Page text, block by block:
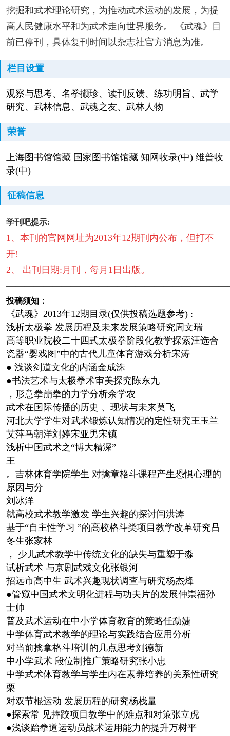
挖掘和武术理论研究，为推动武术运动的发展，为提
高人民健康水平和为武术走向世界服务。 《武魂》目
前已停刊，具体复刊时间以杂志社官方消息为准。
栏目设置
观察与思考、名拳撷珍、读刊反馈、练功明旨、武学
研究、武林信息、武魂之友、武林人物
荣誉
上海图书馆馆藏 国家图书馆馆藏 知网收录(中) 维普收
录(中)
征稿信息
学刊吧提示:
1、本刊的官网网址为2013年12期刊内公布，但打不
开!
2、 出刊日期:月刊，每月1日出版。
投稿须知：
《武魂》2013年12期目录(仅供投稿选题参考) :
浅析太极拳 发展历程及未来发展策略研究周文瑞
高等职业院校二十四式太极拳阶段化教学探索汪选合
瓷器“婴戏图”中的古代儿童体育游戏分析宋涛
● 浅谈剑道文化的内涵金成洙
●书法艺术与太极拳术审美探究陈东九
，形意拳崩拳的力学分析余学农
武术在国际传播的历史 、现状与未来莫飞
河北大学学生对武术锻炼认知情况的定性研究王玉兰
艾萍马朝洋刘婷宋亚男宋镇
浅析中国武术之“博大精深”
王
。吉林体育学院学生 对擒章格斗课程产生恐惧心理的
原因与分
刘冰洋
就高校武术教学激发 学生兴趣的探讨闫洪涛
基于“自主性学习 ”的高校格斗类项目教学改革研究吕
冬生张家林
， 少儿武术教学中传统文化的缺失与重塑于淼
试析武术 与京剧武戏文化张银河
招远市高中生 武术兴趣现状调查与研究杨杰烽
●管窥中国武术文明化进程与功夫片的发展仲崇福孙
士帅
普及武术运动在中小学体育教育的策略任勐婕
中学体育武术教学的理论与实践结合应用分析
对当前擒拿格斗培训的几点思考刘德新
中小学武术 段位制推广策略研究张小忠
中学武术体育教学与学生内在素养培养的关系性研究
栗
对双节棍运动 发展历程的研究杨栈量
●探索常 见摔跤项目教学中的难点和对策张立虎
●浅谈跆拳道运动员战术运用能力的提升万树平